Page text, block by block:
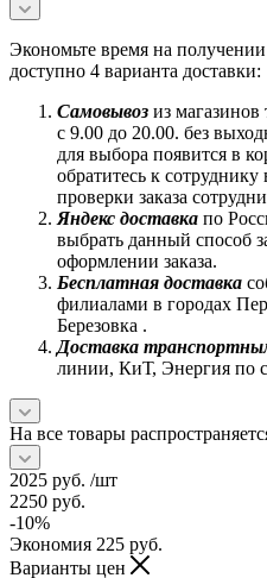
Экономьте время на
доступно 4 варианта доставки:
Самовывоз из магазинов
с 9.00 до 20.00. без
для выбора появится в
обратитесь к
проверки заказа
Яндекс доставка по
выбрать данный способ
оформлении заказа.
Бесплатная доставка
филиалами в городах
Березовка .
Доставка
линии, КиТ, Энергия по
На все товары
2025 руб. /шт
2250 руб.
-10%
Экономия 225 руб.
Варианты цен